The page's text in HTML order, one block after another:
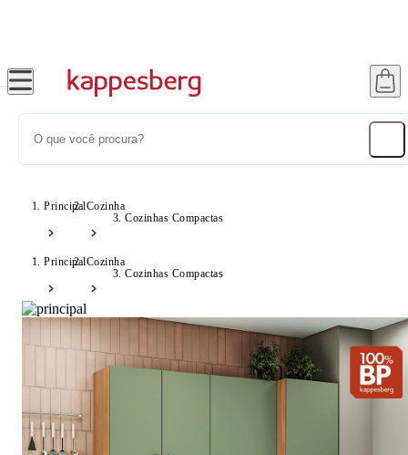
PrincipalCozinha
Cozinhas Compactas
PrincipalCozinha
Cozinhas Compactas